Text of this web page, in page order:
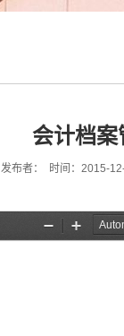
会计档案
发布者： 时间：2015-